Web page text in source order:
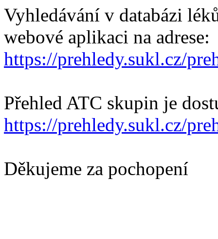
Vyhledávání v databázi
webové aplikaci na adrese:
https://prehledy.sukl.cz/
Přehled ATC skupin je
https://prehledy.sukl.cz/
Děkujeme za pochopení